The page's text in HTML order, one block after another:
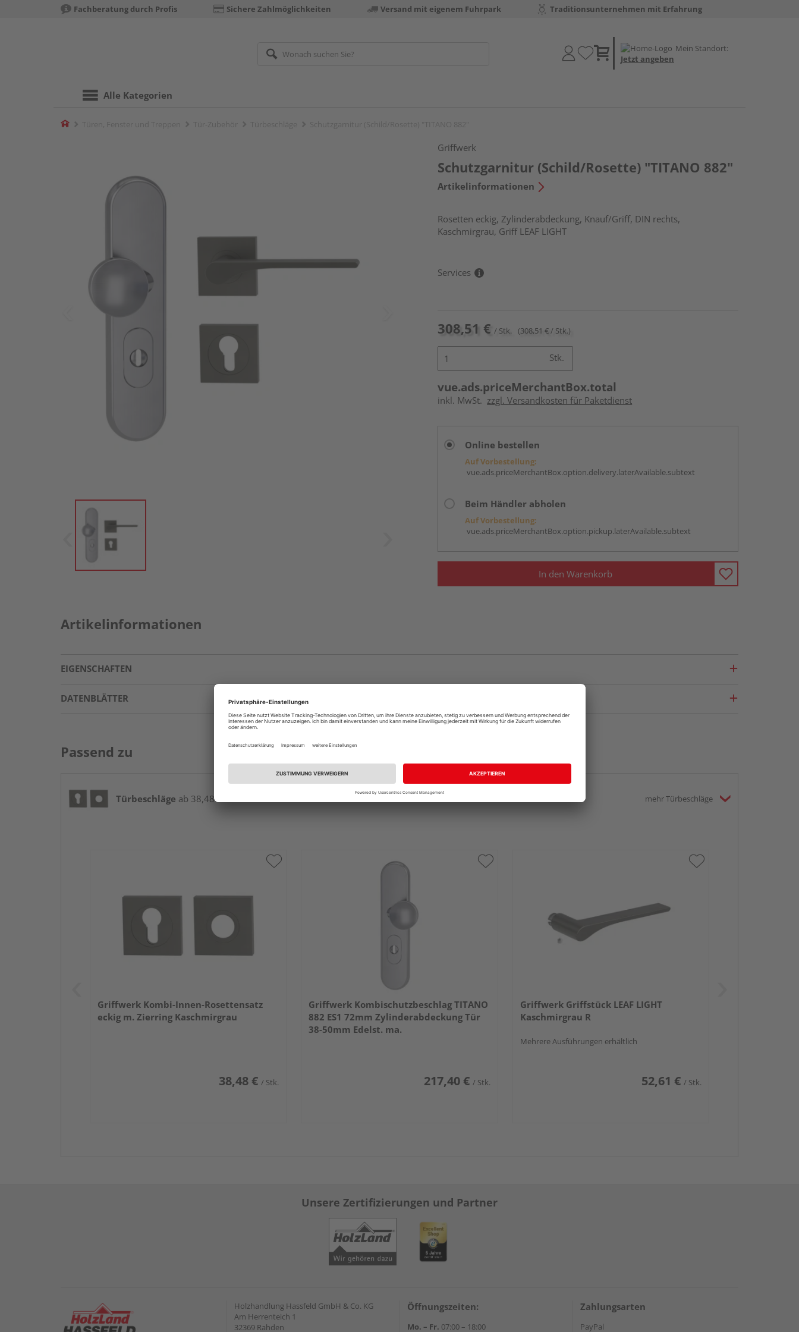
Fachberatung durch Profis Sichere Zahlmöglichkeiten Versand mit eigenem Fuhrpark Traditionsunternehmen mit Erfahrung
Mein Standort:
Jetzt angeben
Alle Kategorien
Home
Griffwerk
Schutzgarnitur (Schild/Rosette) "TITANO 882"
Artikelinformationen
Rosetten eckig, Zylinderabdeckung, Knauf/Griff, DIN rechts,
Kaschmirgrau, Griff LEAF LIGHT
Services
308,51 € / Stk. (308,51 € / Stk.)
Stk.
vue.ads.priceMerchantBox.total
inkl. MwSt. zzgl. Versandkosten für Paketdienst
Online bestellen
Auf Vorbestellung:
vue.ads.priceMerchantBox.option.delivery.laterAvailable.subtext
Beim Händler abholen
Auf Vorbestellung:
vue.ads.priceMerchantBox.option.pickup.laterAvailable.subtext
In den Warenkorb
Artikelinformationen
EIGENSCHAFTEN
DATENBLÄTTER
Passend zu
Türbeschläge ab 38,48 € / Stk. mehr Türbeschläge
Griffwerk Kombi-Innen-Rosettensatz
eckig m. Zierring Kaschmirgrau
38,48 € / Stk.
Griffwerk Kombischutzbeschlag TITANO
882 ES1 72mm Zylinderabdeckung Tür
38-50mm Edelst. ma.
217,40 € / Stk.
Griffwerk Griffstück LEAF LIGHT
Kaschmirgrau R
Mehrere Ausführungen erhältlich
52,61 € / Stk.
Unsere Zertifizierungen und Partner
Holzhandlung Hassfeld GmbH & Co. KG
Am Herrenteich 1
32369 Rahden
Öffnungszeiten:
Mo. – Fr. 07:00 – 18:00
Zahlungsarten
PayPal